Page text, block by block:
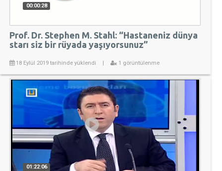
00:00:28
Prof. Dr. Stephen M. Stahl: “Hastaneniz dünya
starı siz bir rüyada yaşıyorsunuz”
18 Eylül 2019 tarihinde yüklendi | 1 görüntülenme
01:22:06